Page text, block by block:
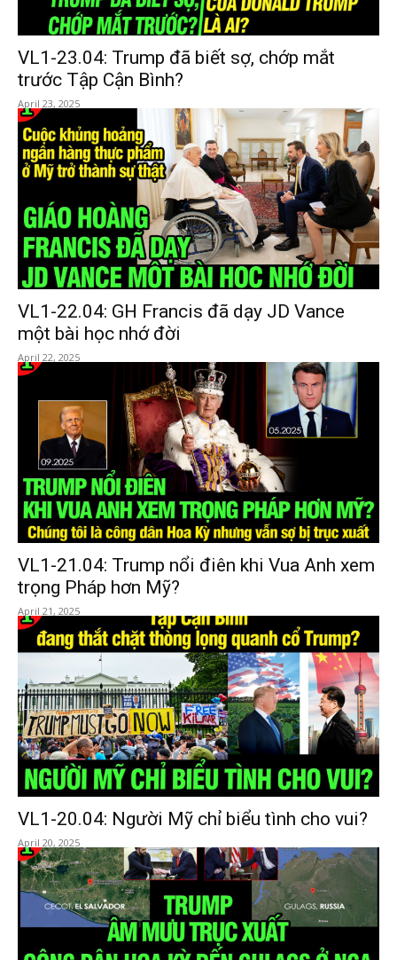
VL1-23.04: Trump đã biết sợ, chớp mắt
trước Tập Cận Bình?
April 23, 2025
VL1-22.04: GH Francis đã dạy JD Vance
một bài học nhớ đời
April 22, 2025
VL1-21.04: Trump nổi điên khi Vua Anh xem
trọng Pháp hơn Mỹ?
April 21, 2025
VL1-20.04: Người Mỹ chỉ biểu tình cho vui?
April 20, 2025